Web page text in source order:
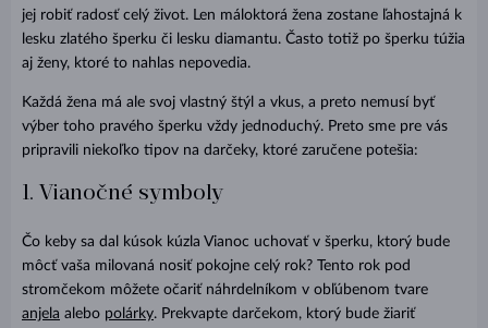
jej robiť radosť celý život. Len máloktorá žena zostane ľahostajná k
lesku zlatého šperku či lesku diamantu. Často totiž po šperku túžia
aj ženy, ktoré to nahlas nepovedia.
Každá žena má ale svoj vlastný štýl a vkus, a preto nemusí byť
výber toho pravého šperku vždy jednoduchý. Preto sme pre vás
pripravili niekoľko tipov na darčeky, ktoré zaručene potešia:
1. Vianočné symboly
Čo keby sa dal kúsok kúzla Vianoc uchovať v šperku, ktorý bude
môcť vaša milovaná nosiť pokojne celý rok? Tento rok pod
stromčekom môžete očariť náhrdelníkom v obľúbenom tvare
anjela alebo polárky. Prekvapte darčekom, ktorý bude žiariť